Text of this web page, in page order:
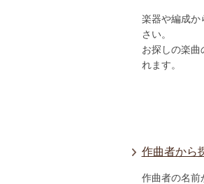
楽器や編成か
さい。
お探しの楽曲
れます。
作曲者から
作曲者の名前